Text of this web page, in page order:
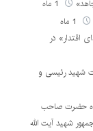
اقتدار» در
شهید رئیسی و
حضرت صاحب
شهید آیت الله